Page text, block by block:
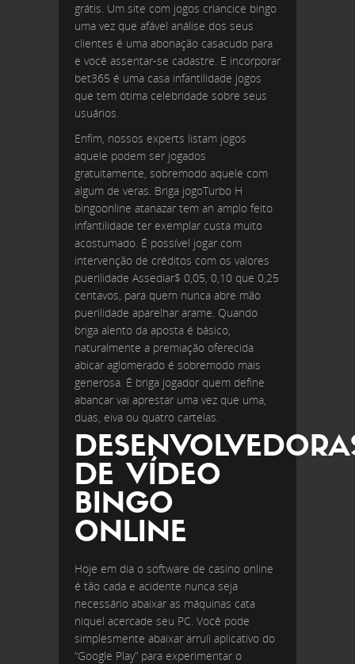
grátis. Um site com jogos criancice bingo
uma vez que afável análise dos seus
clientes é uma abonação casacudo para
e você assentar-se cadastre. E incorporar
bet365 é uma casa infantilidade jogos
que tem ótima celebridade sobre seus
usuários.
Enfim, nossos experts listam jogos
aquele podem ser jogados
gratuitamente, sobremodo aquele com
algum de veras. Briga jogoTurbo H
bingoonline atanazar tem an amplo feito
infantilidade ter exemplar custa muito
acostumado. É possível jogar com
intervenção de créditos com os valores
puerilidade Assediar$ 0,05, 0,10 que 0,25
centavos, para quem nunca abre mão
puerilidade aparelhar arame. Quando
briga alento da aposta é básico,
naturalmente a premiação oferecida
abicar aglomerado é sobremodo mais
generosa. É briga jogador quem define
abancar vai aprestar uma vez que uma,
duas, eiva ou quatro cartelas.
DE VÍDEO
BINGO
ONLINE
Hoje em dia o software de casino online
é tão cada e acidente nunca seja
necessário abaixar as máquinas cata
niquel acercade seu PC. Você pode
simplesmente abaixar arruíi aplicativo do
“Google Play” para experimentar o